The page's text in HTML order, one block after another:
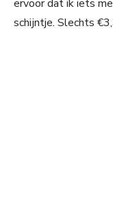
ervoor dat ik iets
schijntje. Slechts